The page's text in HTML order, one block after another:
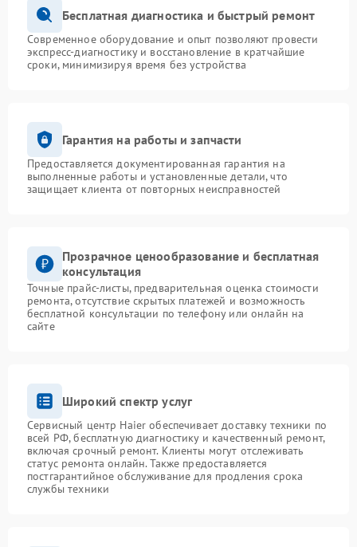
Бесплатная диагностика и быстрый ремонт
Современное оборудование и опыт позволяют провести
экспресс-диагностику и восстановление в кратчайшие
сроки, минимизируя время без устройства
Гарантия на работы и запчасти
Предоставляется документированная гарантия на
выполненные работы и установленные детали, что
защищает клиента от повторных неисправностей
Прозрачное ценообразование и бесплатная
консультация
Точные прайс-листы, предварительная оценка стоимости
ремонта, отсутствие скрытых платежей и возможность
бесплатной консультации по телефону или онлайн на
сайте
Широкий спектр услуг
Сервисный центр Haier обеспечивает доставку техники по
всей РФ, бесплатную диагностику и качественный ремонт,
включая срочный ремонт. Клиенты могут отслеживать
статус ремонта онлайн. Также предоставляется
постгарантийное обслуживание для продления срока
службы техники